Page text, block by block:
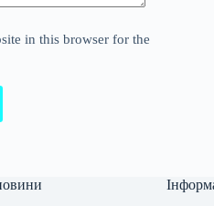
in this browser for the